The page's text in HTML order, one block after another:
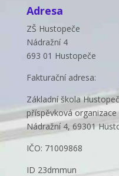
Adresa
ZŠ Hustopeče
Nádražní 4
693 01 Hustopeče
Fakturační adresa:
Základní škola
příspěvková organizace
Nádražní 4, 69301
IČO: 71009868
ID 23dmmun